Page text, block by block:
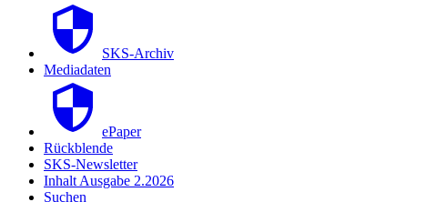
SKS-Archiv
Mediadaten
ePaper
Rückblende
SKS-Newsletter
Inhalt Ausgabe 2.2026
Suchen